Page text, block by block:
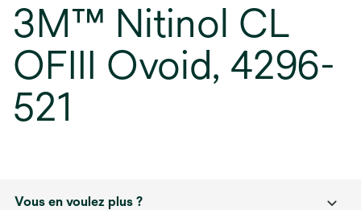
3M™ Nitinol CL
OFIII Ovoid, 4296-
521
Vous en voulez plus ?